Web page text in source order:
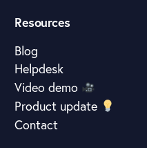
Resources
Blog
Helpdesk
Video demo
Product update
Contact